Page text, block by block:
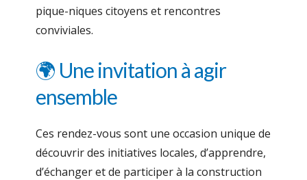
pique-niques citoyens et rencontres
conviviales.
🌍 Une invitation à agir
ensemble
Ces rendez-vous sont une occasion unique de
découvrir des initiatives locales, d’apprendre,
d’échanger et de participer à la construction